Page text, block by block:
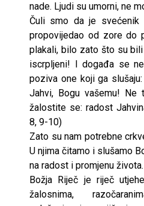
nade. Ljudi su umorni, ne
Čuli smo da je
propovijedao od zore do
plakali, bilo zato što su
iscrpljeni! I događa se
poziva one koji ga
Jahvi, Bogu vašemu! Ne
žalostite se: radost
8, 9-10)
Zato su nam potrebne
U njima čitamo i slušamo
na radost i promjenu života.
Božja Riječ je riječ
žalosnima,